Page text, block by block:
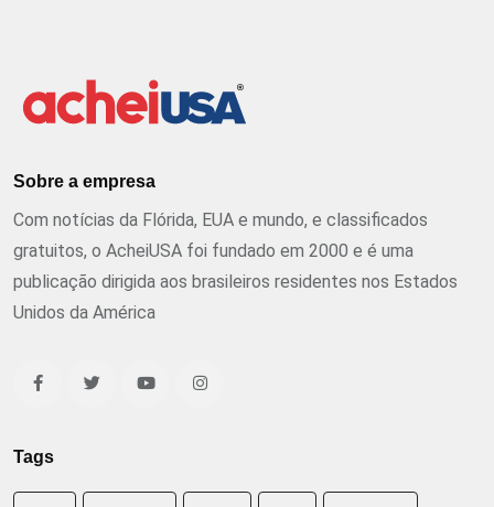
Sobre a empresa
Com notícias da Flórida, EUA e mundo, e classificados
gratuitos, o AcheiUSA foi fundado em 2000 e é uma
publicação dirigida aos brasileiros residentes nos Estados
Unidos da América
Tags